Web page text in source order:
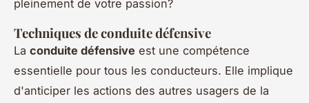
pleinement de votre passion?
Techniques de conduite défensive
La conduite défensive est une compétence
essentielle pour tous les conducteurs. Elle implique
d'anticiper les actions des autres usagers de la